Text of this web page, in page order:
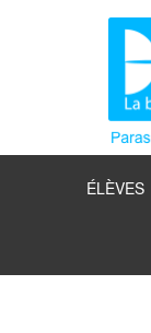
ÉLÈVES